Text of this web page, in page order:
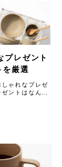
プレゼント
を厳選
ゃれなプレゼ
ントはなんな